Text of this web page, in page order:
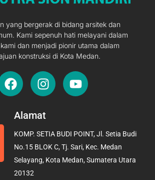
yang bergerak di bidang arsitek dan
Kami sepenuh hati melayani dalam
dan menjadi pionir utama dalam
konstruksi di Kota Medan.
F
a
e
o
o
k
I
n
t
g
r
a
Y
o
b
e
Alamat
KOMP. SETIA BUDI POINT, Jl. Setia Budi
No.15 BLOK C, Tj. Sari, Kec. Medan
Selayang, Kota Medan, Sumatera Utara
20132